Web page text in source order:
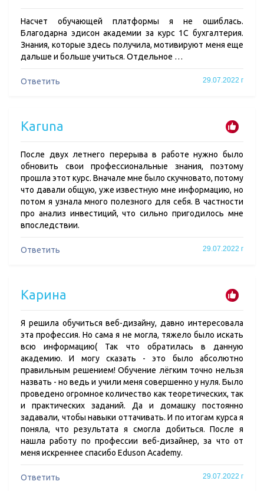
Насчет обучающей платформы я не ошиблась.
Благодарна эдисон академии за курс 1С бухгалтерия.
Знания, которые здесь получила, мотивируют меня еще
дальше и больше учиться. Отдельное …
Ответить 29.07.2022 г
Karuna
После двух летнего перерыва в работе нужно было
обновить свои профессиональные знания, поэтому
прошла этот курс. Вначале мне было скучновато, потому
что давали общую, уже известную мне информацию, но
потом я узнала много полезного для себя. В частности
про анализ инвестиций, что сильно пригодилось мне
впоследствии.
Ответить 29.07.2022 г
Карина
Я решила обучиться веб-дизайну, давно интересовала
эта профессия. Но сама я не могла, тяжело было искать
всю информацию( Так что обратилась в данную
академию. И могу сказать - это было абсолютно
правильным решением! Обучение лёгким точно нельзя
назвать - но ведь и учили меня совершенно у нуля. Было
проведено огромное количество как теоретических, так
и практических заданий. Да и домашку постоянно
задавали, чтобы навыки оттачивать. И по итогам курса я
поняла, что результата я смогла добиться. После я
нашла работу по профессии веб-дизайнер, за что от
меня искреннее спасибо Eduson Academy.
Ответить 29.07.2022 г